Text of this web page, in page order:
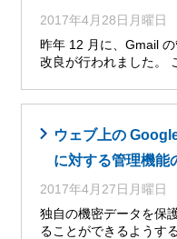
2017年4月28日月曜日
昨年 12 月に、Gmail
改良が行われました。
ウェブ上の
に対する管理機能
2017年4月27日月曜日
独自の機密データを保
ることができるようす